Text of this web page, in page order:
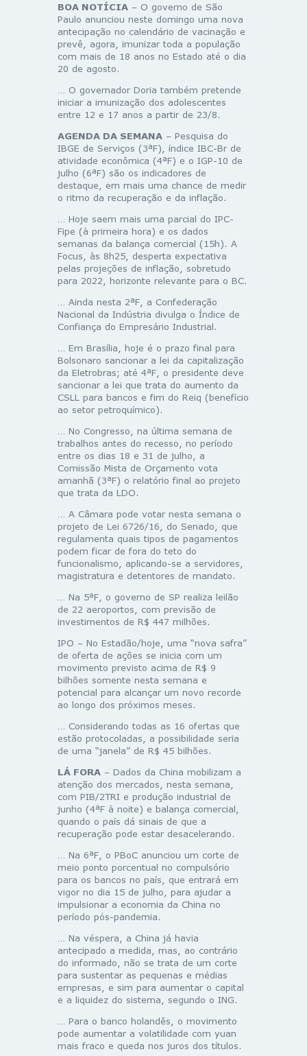
BOA NOTÍCIA – O governo de São
Paulo anunciou neste domingo uma nova
antecipação no calendário de vacinação e
prevê, agora, imunizar toda a população
com mais de 18 anos no Estado até o dia
20 de agosto.
… O governador Doria também pretende
iniciar a imunização dos adolescentes
entre 12 e 17 anos a partir de 23/8.
AGENDA DA SEMANA – Pesquisa do
IBGE de Serviços (3ªF), índice IBC-Br de
atividade econômica (4ªF) e o IGP-10 de
julho (6ªF) são os indicadores de
destaque, em mais uma chance de medir
o ritmo da recuperação e da inflação.
… Hoje saem mais uma parcial do IPC-
Fipe (à primeira hora) e os dados
semanas da balança comercial (15h). A
Focus, às 8h25, desperta expectativa
pelas projeções de inflação, sobretudo
para 2022, horizonte relevante para o BC.
… Ainda nesta 2ªF, a Confederação
Nacional da Indústria divulga o Índice de
Confiança do Empresário Industrial.
… Em Brasília, hoje é o prazo final para
Bolsonaro sancionar a lei da capitalização
da Eletrobras; até 4ªF, o presidente deve
sancionar a lei que trata do aumento da
CSLL para bancos e fim do Reiq (benefício
ao setor petroquímico).
… No Congresso, na última semana de
trabalhos antes do recesso, no período
entre os dias 18 e 31 de julho, a
Comissão Mista de Orçamento vota
amanhã (3ªF) o relatório final ao projeto
que trata da LDO.
… A Câmara pode votar nesta semana o
projeto de Lei 6726/16, do Senado, que
regulamenta quais tipos de pagamentos
podem ficar de fora do teto do
funcionalismo, aplicando-se a servidores,
magistratura e detentores de mandato.
… Na 5ªF, o governo de SP realiza leilão
de 22 aeroportos, com previsão de
investimentos de R$ 447 milhões.
IPO – No Estadão/hoje, uma “nova safra”
de oferta de ações se inicia com um
movimento previsto acima de R$ 9
bilhões somente nesta semana e
potencial para alcançar um novo recorde
ao longo dos próximos meses.
… Considerando todas as 16 ofertas que
estão protocoladas, a possibilidade seria
de uma “janela” de R$ 45 bilhões.
LÁ FORA – Dados da China mobilizam a
atenção dos mercados, nesta semana,
com PIB/2TRI e produção industrial de
junho (4ªF à noite) e balança comercial,
quando o país dá sinais de que a
recuperação pode estar desacelerando.
… Na 6ªF, o PBoC anunciou um corte de
meio ponto porcentual no compulsório
para os bancos no país, que entrará em
vigor no dia 15 de julho, para ajudar a
impulsionar a economia da China no
período pós-pandemia.
… Na véspera, a China já havia
antecipado a medida, mas, ao contrário
do informado, não se trata de um corte
para sustentar as pequenas e médias
empresas, e sim para aumentar o capital
e a liquidez do sistema, segundo o ING.
… Para o banco holandês, o movimento
pode aumentar a volatilidade com yuan
mais fraco e queda nos juros dos títulos.